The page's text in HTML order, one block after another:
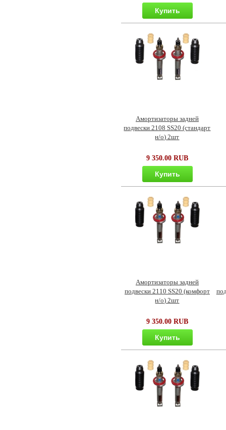
Купить
Амортизаторы задней
подвески 2108 SS20 (стандарт
н/о) 2шт
9 350.00 RUB
Купить
Амортизаторы задней
подвески 2110 SS20 (комфорт
н/о) 2шт
9 350.00 RUB
Купить